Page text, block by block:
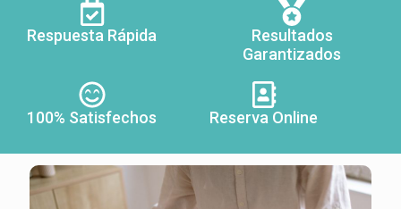
Respuesta Rápida
Resultados
Garantizados
100% Satisfechos Reserva Online